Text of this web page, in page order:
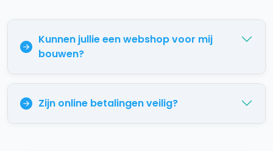
Kunnen jullie een webshop voor mij
bouwen?
Zijn online betalingen veilig?